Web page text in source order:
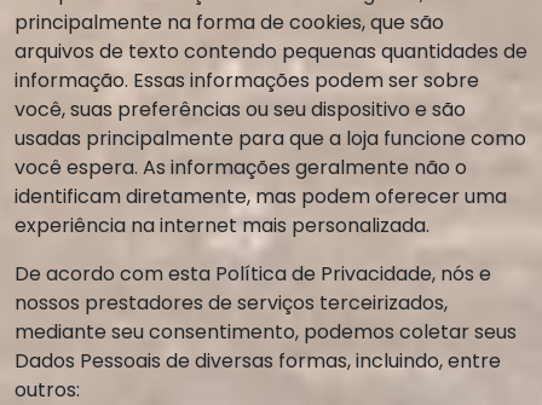
principalmente na forma de cookies, que são
arquivos de texto contendo pequenas quantidades de
informação. Essas informações podem ser sobre
você, suas preferências ou seu dispositivo e são
usadas principalmente para que a loja funcione como
você espera. As informações geralmente não o
identificam diretamente, mas podem oferecer uma
experiência na internet mais personalizada.
De acordo com esta Política de Privacidade, nós e
nossos prestadores de serviços terceirizados,
mediante seu consentimento, podemos coletar seus
Dados Pessoais de diversas formas, incluindo, entre
outros: